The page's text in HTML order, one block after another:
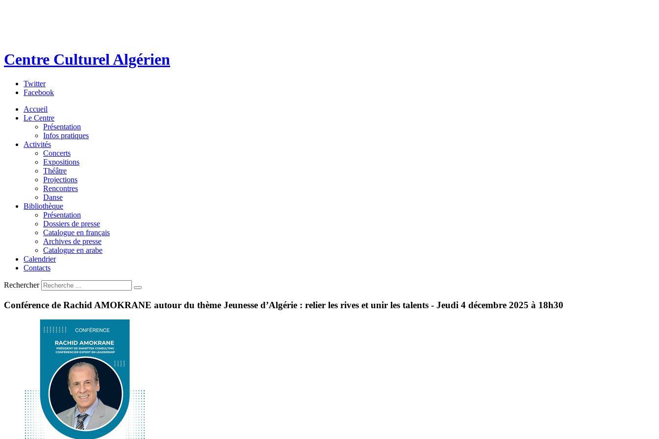
Centre Culturel Algérien
Twitter
Facebook
Accueil
Le Centre
Présentation
Infos pratiques
Activités
Concerts
Expositions
Théâtre
Projections
Rencontres
Danse
Bibliothèque
Présentation
Dossiers de presse
Catalogue en français
Archives de presse
Catalogue en arabe
Calendrier
Contacts
Rechercher
Conférence de Rachid AMOKRANE autour du thème Jeunesse d’Algérie : relier les rives et unir les talents - Jeudi 4 décembre 2025 à 18h30